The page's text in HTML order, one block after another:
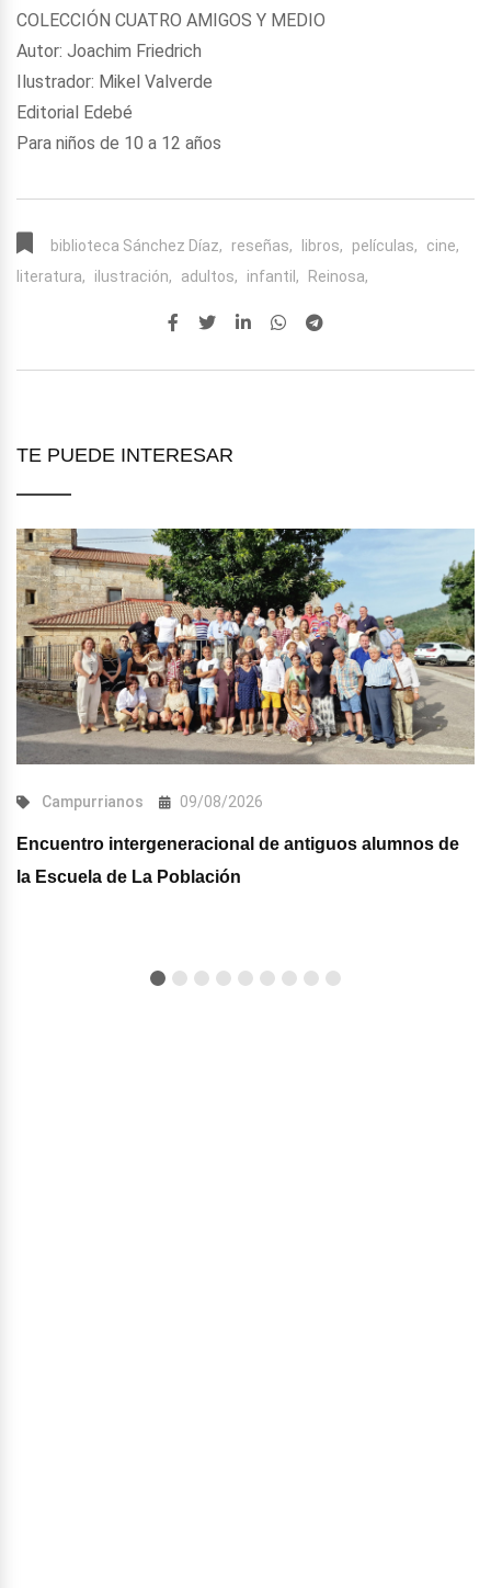
COLECCIÓN CUATRO AMIGOS Y MEDIO
Autor: Joachim Friedrich
Ilustrador: Mikel Valverde
Editorial Edebé
Para niños de 10 a 12 años
biblioteca Sánchez Díaz, reseñas, libros, películas,
cine,
literatura,
ilustración, adultos, infantil, Reinosa,
TE PUEDE INTERESAR
Campurrianos 09/08/2026
Encuentro intergeneracional de antiguos alumnos de
la Escuela de La Población